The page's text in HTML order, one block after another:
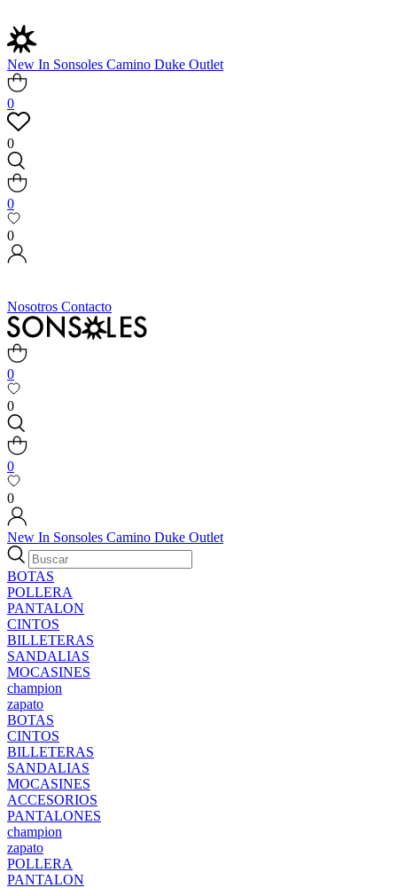
New In Sonsoles Camino Duke Outlet
0
0
0
0
Nosotros Contacto
0
0
0
0
New In Sonsoles Camino Duke Outlet
BOTAS
POLLERA
PANTALON
CINTOS
BILLETERAS
SANDALIAS
MOCASINES
champion
zapato
BOTAS
CINTOS
BILLETERAS
SANDALIAS
MOCASINES
ACCESORIOS
PANTALONES
champion
zapato
POLLERA
PANTALON